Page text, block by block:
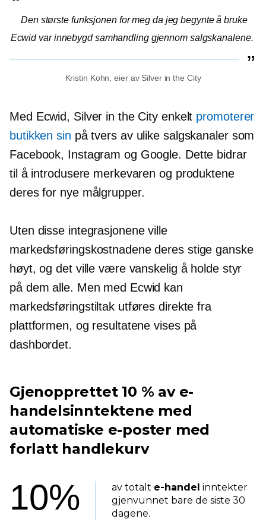
Den største funksjonen for meg da jeg begynte å bruke
Ecwid varinnebygdsamhandling gjennom salgskanalene.
Kristin Kohn, eier av Silver in the City
Med Ecwid, Silver in the City enkelt promoterer
butikken sin på tvers av ulike salgskanaler som
Facebook, Instagram og Google. Dette bidrar
til å introdusere merkevaren og produktene
deres for nye målgrupper.
Uten disse integrasjonene ville
markedsføringskostnadene deres stige ganske
høyt, og det ville være vanskelig å holde styr
på dem alle. Men med Ecwid kan
markedsføringstiltak utføres direkte fra
plattformen, og resultatene vises på
dashbordet.
Gjenopprettet 10 % av e-
handelsinntektene med
automatiske e-poster med
forlatt handlekurv
10% av totalt e-handel inntekter
gjenvunnet bare de siste 30
dagene.